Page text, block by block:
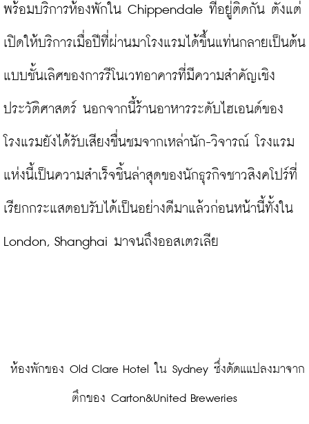
พร้อมบริการห้องพักใน Chippendale ที่อยู่ติดกัน ตั้งแต่
เปิดให้บริการเมื่อปีที่ผ่านมาโรงแรมได้ขึ้นแท่นกลายเป็นต้น
แบบชั้นเลิศของการรีโนเวทอาคารที่มีความสำคัญเชิง
ประวัติศาสตร์ นอกจากนี้ร้านอาหารระดับไฮเอนด์ของ
โรงแรมยังได้รับเสียงชื่นชมจากเหล่านัก-วิจารณ์ โรงแรม
แห่งนี้เป็นความสำเร็จชิ้นล่าสุดของนักธุรกิจชาวสิงคโปร์ที่
เรียกกระแสตอบรับได้เป็นอย่างดีมาแล้วก่อนหน้านี้ทั้งใน
London, Shanghai มาจนถึงออสเตรเลีย
ตึกของ Carton&United Breweries